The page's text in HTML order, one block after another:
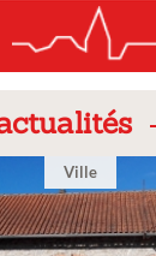
Ville